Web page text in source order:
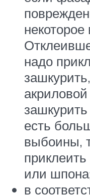
надо
зашкурить
есть
выбоины,
или
в